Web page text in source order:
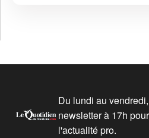
Du lundi au
newsletter à 17h
l'actualité pro.